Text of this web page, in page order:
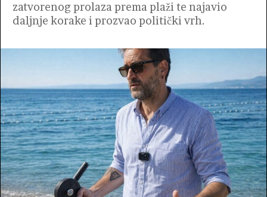
zatvorenog prolaza prema plaži te najavio
daljnje korake i prozvao politički vrh.